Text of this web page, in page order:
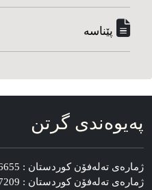
پێناسه‌
په‌یوه‌ندی گرتن
ژماره‌ی ته‌له‌فۆن کوردستان : 07506206655 (00964)
ژماره‌ی ته‌له‌فۆن کوردستان : 07504687209 (00964)